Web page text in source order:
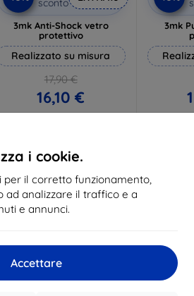
i cookie.
per il corretto funzionamento,
ad analizzare il traffico e a
e annunci.
Accettare
3mk Anti-Shock vetro
protettivo
Realizzato su misura
17,90 €
16,10 €
3mk
In
-10%